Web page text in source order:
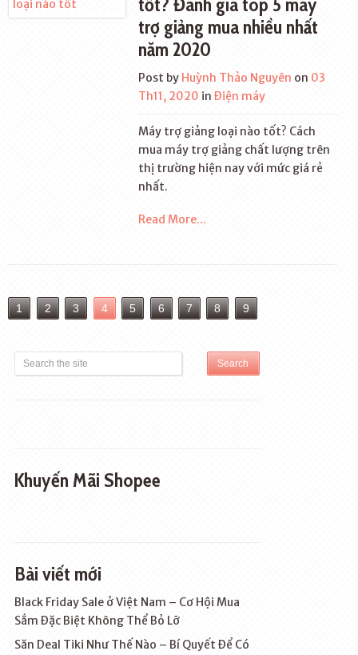
trợ giảng mua nhiều nhất
năm 2020
Post by Huỳnh Thảo Nguyên on 03
Th11, 2020 inĐiện máy
Máy trợ giảng loại nào tốt? Cách
mua máy trợ giảng chất lượng trên
thị trường hiện nay với mức giá rẻ
nhất.
Read More...
1 2 3 4 5 6 7 8 9
Khuyến Mãi Shopee
Bài viết mới
Black Friday Sale ở Việt Nam – Cơ Hội Mua
Sắm Đặc Biệt Không Thể Bỏ Lỡ
Săn Deal Tiki Như Thế Nào – Bí Quyết Để Có